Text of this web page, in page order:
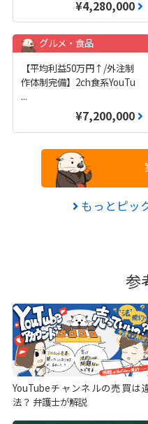
¥4,280,000
グルメ・食品
【平均利益50万円↑/外注制
作体制完備】2ch食系YouTu
...
¥7,200,000
もっとピッ
参
YouTubeチャンネルの売買は
法？ 弁護士が解説